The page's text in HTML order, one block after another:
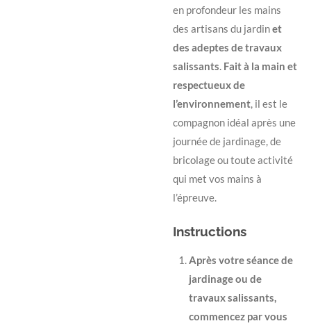
en profondeur les mains
des artisans du jardinet
des adeptes de travaux
salissants Fait à la main et
respectueux de
l’environnement , il est le
compagnon idéal après une
journée de jardinage, de
bricolage ou toute activité
qui met vos mains à
l’épreuve.
Instructions
Après votre séance de
jardinage ou de
travaux salissants,
commencez par vous